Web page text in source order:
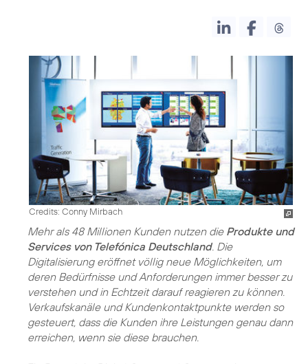
Credits: Conny Mirbach
Mehr als 48 Millionen Kunden nutzen die Produkte und
Services von Telefónica Deutschland. Die
Digitalisierung eröffnet völlig neue Möglichkeiten, um
deren Bedürfnisse und Anforderungen immer besser zu
verstehen und in Echtzeit darauf reagieren zu können.
Verkaufskanäle und Kundenkontaktpunkte werden so
gesteuert, dass die Kunden ihre Leistungen genau dann
erreichen, wenn sie diese brauchen.